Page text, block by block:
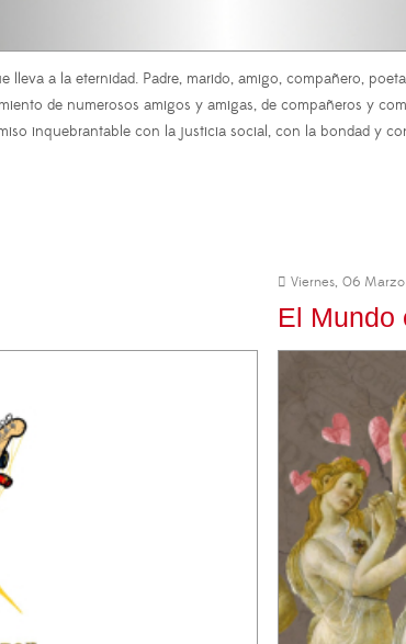
a la eternidad. Padre, marido, amigo, compañero,
de numerosos amigos y amigas, de compañeros y
inquebrantable con la justicia social, con la bondad y
Viernes, 06
El Mundo